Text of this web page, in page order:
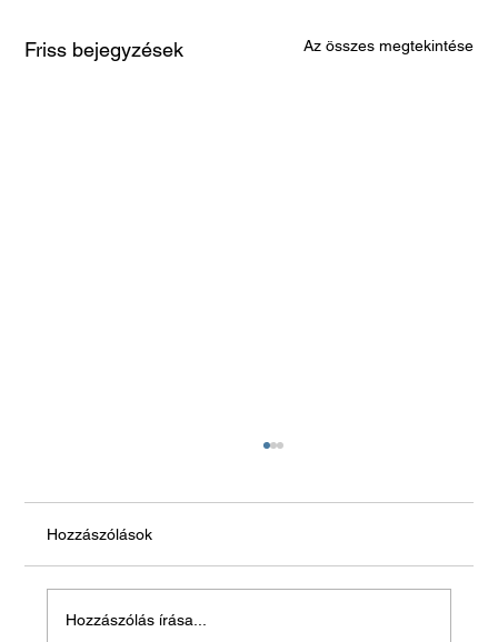
Friss bejegyzések Az összes megtekintése
Hagyjon békén!
Hozzászólások
Hozzászólás írása...